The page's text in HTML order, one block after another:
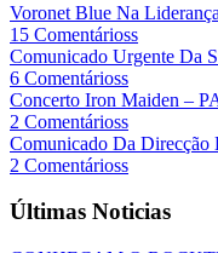
Voronet Blue Na
15 Comentárioss
Comunicado Urgente Da
6 Comentárioss
Concerto Iron Maiden –
2 Comentárioss
Comunicado Da Direcção
2 Comentárioss
Últimas Noticias